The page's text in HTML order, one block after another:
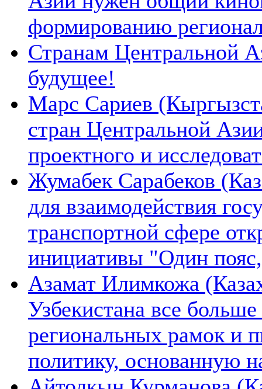
формированию
Странам Центральной
будущее!
Марс Сариев
стран Центральной
проектного и
Жумабек Сарабеков
для взаимодействия
транспортной сфере
инициативы "Один
Азамат Илимкожа
Узбекистана все
региональных рамок и
политику, основанную